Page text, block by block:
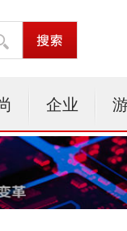
企业